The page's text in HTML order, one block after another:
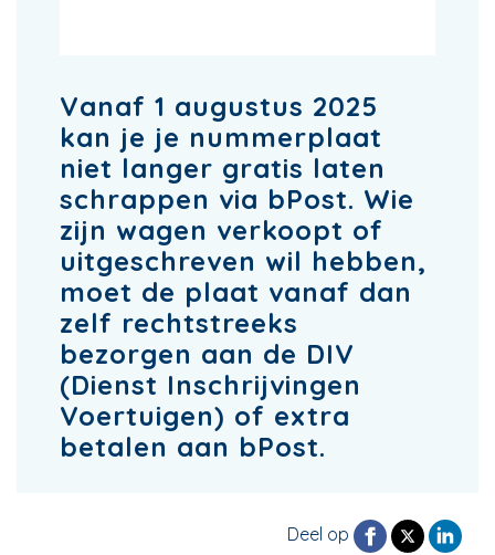
Vanaf 1 augustus 2025
kan je je nummerplaat
niet langer gratis laten
schrappen via bPost. Wie
zijn wagen verkoopt of
uitgeschreven wil hebben,
moet de plaat vanaf dan
zelf rechtstreeks
bezorgen aan de DIV
(Dienst Inschrijvingen
Voertuigen) of extra
betalen aan bPost.
Deel op